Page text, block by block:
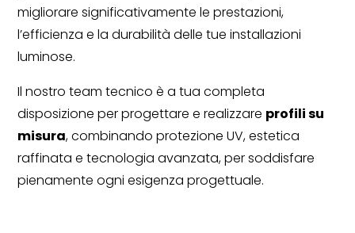
migliorare significativamente le prestazioni,
l’efficienza e la durabilità delle tue installazioni
luminose.
Il nostro team tecnico è a tua completa
disposizione per progettare e realizzare profili su
misura, combinando protezione UV, estetica
raffinata e tecnologia avanzata, per soddisfare
pienamente ogni esigenza progettuale.